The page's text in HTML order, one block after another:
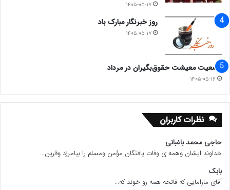
۱۴۰۵-۰۵-۱۷
روز خبرنگار مبارک باد
۱۴۰۵-۰۵-۱۷
وضعیت معیشت حقوق‌بگیران در مرداد
۱۴۰۵-۰۵-۱۶
نظرات کاربران
حاجی محمد باغبانی
خداوند ایشان وهمه ی وفات یافتگان مؤمن ومسلم را بیامرزد وقرین...
بابک
آقای مارامایی که فاتحه همه رو خوند که...